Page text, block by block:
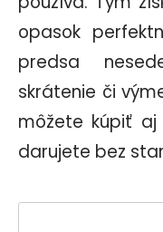
opasok
predsa
skrátenie či
môžete kúpiť aj
darujete bez